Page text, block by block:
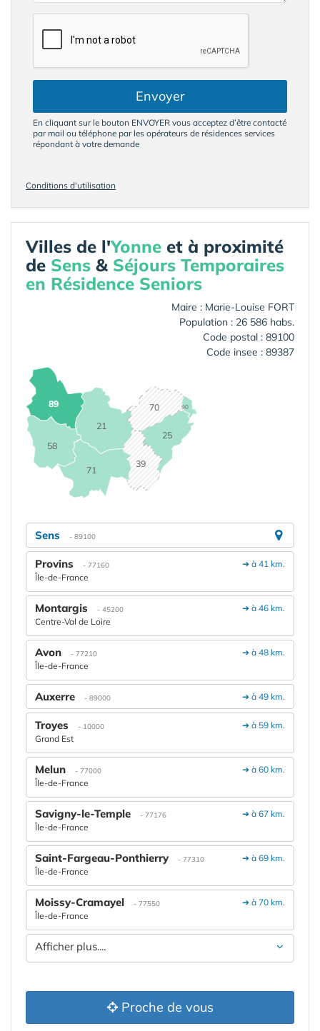
Envoyer
En cliquant sur le bouton ENVOYER vous acceptez d’être contacté
par mail ou téléphone par les opérateurs de résidences services
répondant à votre demande
Conditions d'utilisation
Villes de l'Yonne et à proximité
de Sens & Séjours Temporaires
en Résidence Seniors
Maire : Marie-Louise FORT
Population : 26 586 habs.
Code postal : 89100
Code insee : 89387
21
25
39
58
70
71
89 90
Sens - 89100
➔ à 41 km.
Provins - 77160
Île-de-France
➔ à 46 km.
Montargis - 45200
Centre-Val de Loire
➔ à 48 km.
Avon - 77210
Île-de-France
➔ à 49 km.
Auxerre - 89000
➔ à 59 km.
Troyes - 10000
Grand Est
➔ à 60 km.
Melun - 77000
Île-de-France
➔ à 67 km.
Savigny-le-Temple - 77176
Île-de-France
➔ à 69 km.
Saint-Fargeau-Ponthierry - 77310
Île-de-France
➔ à 70 km.
Moissy-Cramayel - 77550
Île-de-France
Afficher plus....
Proche de vous